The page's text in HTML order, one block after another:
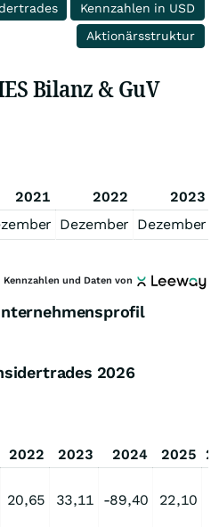
Kennzahlen in USD
Aktionärsstruktur
Bilanz & GuV
2021 2022
2023
Dezember Dezember
Kennzahlen und Daten von
2026
2022 2023 2024 2025
20,65 33,11 -89,40 22,10